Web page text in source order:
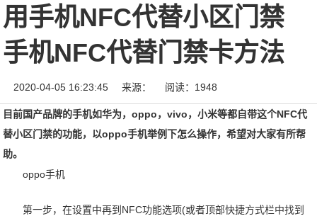
用手机NFC代替小区门禁
手机NFC代替门禁卡方法
2020-04-05 16:23:45 来源： 阅读：1948
目前国产品牌的手机如华为，oppo，vivo，小米等都自带这个NFC代
替小区门禁的功能，以oppo手机举例下怎么操作，希望对大家有所帮
助。
oppo手机
第一步，在设置中再到NFC功能选项(或者顶部快捷方式栏中找到